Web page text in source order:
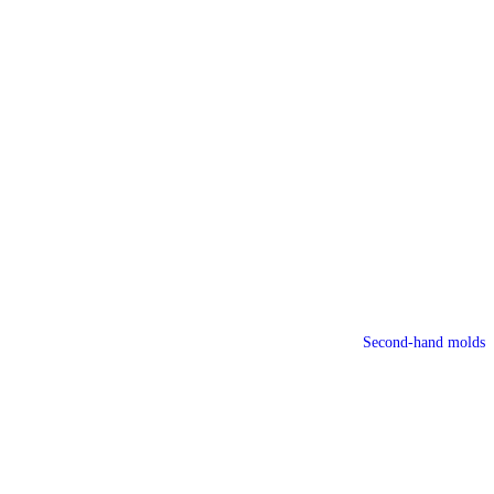
Second-hand molds